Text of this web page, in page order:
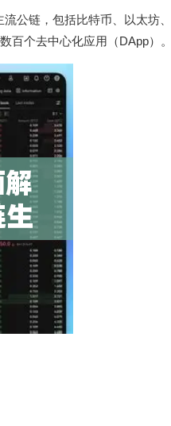
公链，包括比特币、以太坊
百个去中心化应用（DApp）